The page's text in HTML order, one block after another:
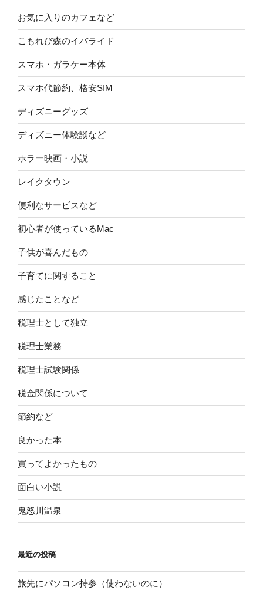
お気に入りのカフェなど
こもれび森のイバライド
スマホ・ガラケー本体
スマホ代節約、格安SIM
ディズニーグッズ
ディズニー体験談など
ホラー映画・小説
レイクタウン
便利なサービスなど
初心者が使っているMac
子供が喜んだもの
子育てに関すること
感じたことなど
税理士として独立
税理士業務
税理士試験関係
税金関係について
節約など
良かった本
買ってよかったもの
面白い小説
鬼怒川温泉
最近の投稿
旅先にパソコン持参（使わないのに）